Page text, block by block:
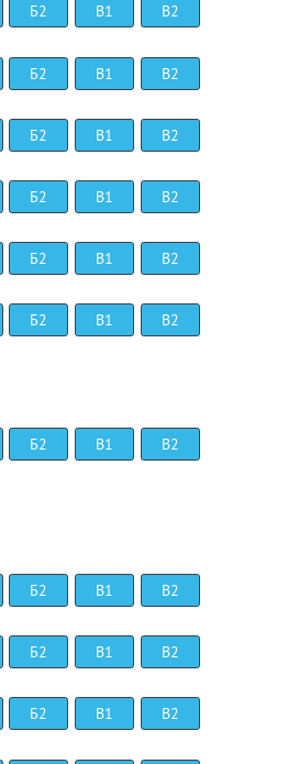
Б2 В1 В2
Б2 В1 В2
Б2 В1 В2
Б2 В1 В2
Б2 В1 В2
Б2 В1 В2
Б2 В1 В2
Б2 В1 В2
Б2 В1 В2
Б2 В1 В2